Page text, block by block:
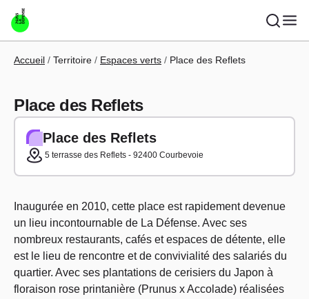
Aller au contenu principal
Fil d'Ariane
Accueil Territoire Espaces verts Place des Reflets
Place des Reflets
Place des Reflets
5 terrasse des Reflets - 92400 Courbevoie
Inaugurée en 2010, cette place est rapidement devenue
un lieu incontournable de La Défense. Avec ses
nombreux restaurants, cafés et espaces de détente, elle
est le lieu de rencontre et de convivialité des salariés du
quartier. Avec ses plantations de cerisiers du Japon à
floraison rose printanière (Prunus x Accolade) réalisées